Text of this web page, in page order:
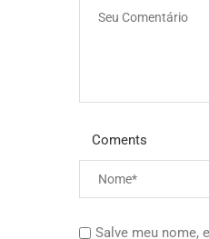
Coments
Salve meu nome,